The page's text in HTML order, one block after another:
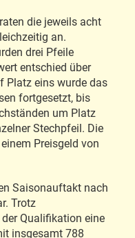
die jeweils acht
an.
drei Pfeile
entschied über
Platz eins wurde das
fortgesetzt, bis
um Platz
Stechpfeil. Die
Preisgeld von
Saisonauftakt nach
Trotz
Qualifikation eine
insgesamt 788